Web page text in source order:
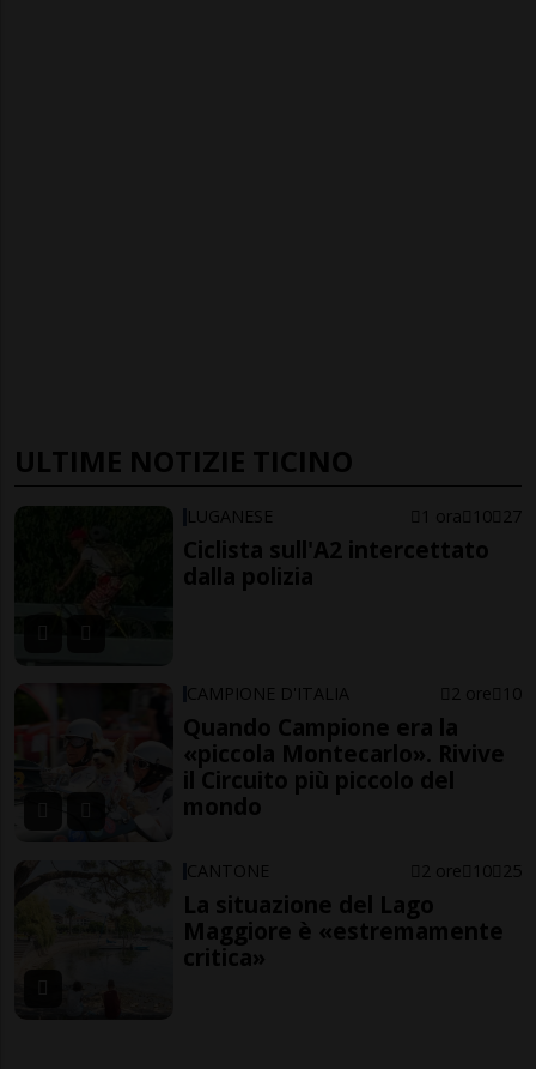
ULTIME NOTIZIE TICINO
LUGANESE 1 ora 10 27
Ciclista sull'A2 intercettato
dalla polizia
CAMPIONE D'ITALIA 2 ore 10
Quando Campione era la
«piccola Montecarlo». Rivive
il Circuito più piccolo del
mondo
CANTONE 2 ore 10 25
La situazione del Lago
Maggiore è «estremamente
critica»